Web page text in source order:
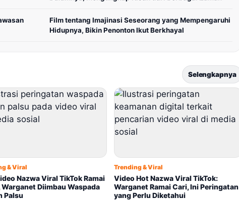
Film tentang Imajinasi Seseorang yang Mempengaruhi
Hidupnya, Bikin Penonton Ikut Berkhayal
Selengkapnya
& Viral
Nazwa Viral TikTok Ramai
Warganet Diimbau Waspada
Palsu
Trending & Viral
Video Hot Nazwa Viral TikTok:
Warganet Ramai Cari, Ini Peringatan
yang Perlu Diketahui